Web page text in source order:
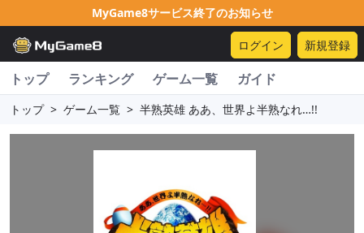
MyGame8サービス終了のお知らせ
ログイン 新規登録
トップ ランキング ゲーム一覧 ガイド
トップ > ゲーム一覧 > 半熟英雄 ああ、世界よ半熟なれ…!!